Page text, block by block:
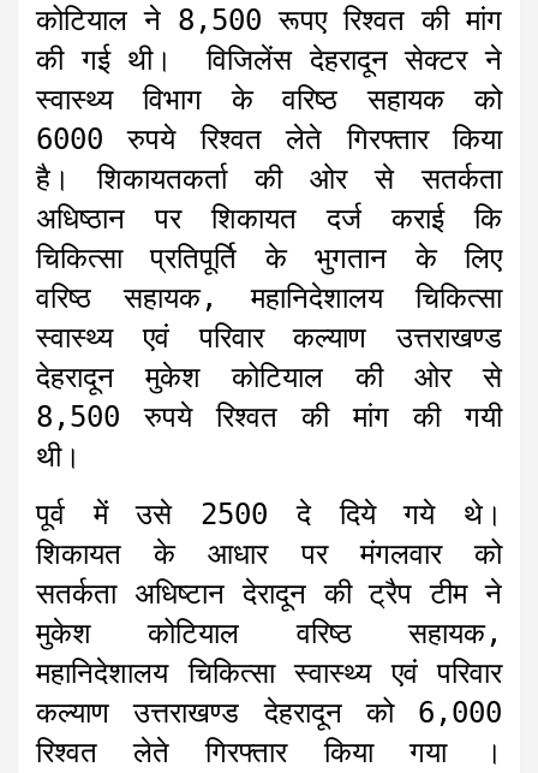
कोटियाल ने 8,500 रूपए रिश्वत की मांग
की गई थी। विजिलेंस देहरादून सेक्टर ने
स्वास्थ्य विभाग के वरिष्ठ सहायक को
6000 रुपये रिश्वत लेते गिरफ्तार किया
है। शिकायतकर्ता की ओर से सतर्कता
अधिष्ठान पर शिकायत दर्ज कराई कि
चिकित्सा प्रतिपूर्ति के भुगतान के लिए
वरिष्ठ सहायक, महानिदेशालय चिकित्सा
स्वास्थ्य एवं परिवार कल्याण उत्तराखण्ड
देहरादून मुकेश कोटियाल की ओर से
8,500 रुपये रिश्वत की मांग की गयी
थी।
पूर्व में उसे 2500 दे दिये गये थे।
शिकायत के आधार पर मंगलवार को
सतर्कता अधिष्टान देरादून की ट्रैप टीम ने
मुकेश कोटियाल वरिष्ठ सहायक,
महानिदेशालय चिकित्सा स्वास्थ्य एवं परिवार
कल्याण उत्तराखण्ड देहरादून को 6,000
रिश्वत लेते गिरफ्तार किया गया ।